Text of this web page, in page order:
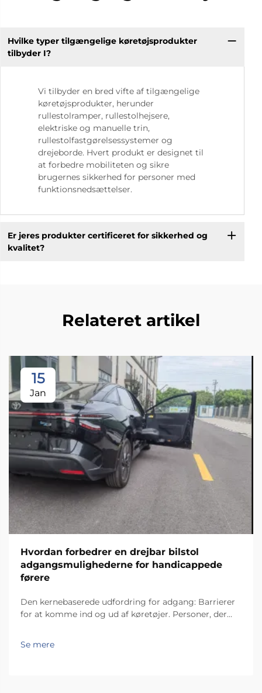
Hvilke typer tilgængelige køretøjsprodukter
tilbyder I?
Vi tilbyder en bred vifte af tilgængelige
køretøjsprodukter, herunder
rullestolramper, rullestolhejsere,
elektriske og manuelle trin,
rullestolfastgørelsessystemer og
drejeborde. Hvert produkt er designet til
at forbedre mobiliteten og sikre
brugernes sikkerhed for personer med
funktionsnedsættelser.
Er jeres produkter certificeret for sikkerhed og
kvalitet?
Relateret artikel
15
Jan
Hvordan forbedrer en drejbar bilstol
adgangsmulighederne for handicappede
førere
Den kernebaserede udfordring for adgang: Barrierer
for at komme ind og ud af køretøjer. Personer, der
almindelige bilsæder. Der er simpelthen ikke nok
Se mere